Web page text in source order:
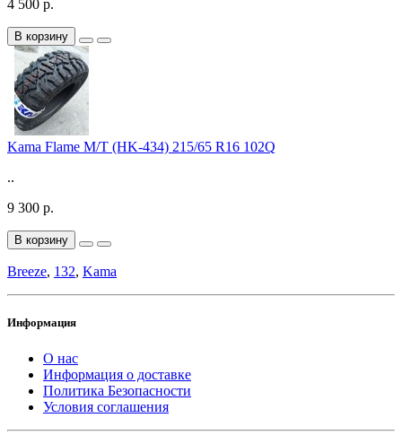
4 500 р.
В корзину
Kama Flame M/T (HK-434) 215/65 R16 102Q
..
9 300 р.
В корзину
Breeze, 132, Kama
Информация
О нас
Информация о доставке
Политика Безопасности
Условия соглашения